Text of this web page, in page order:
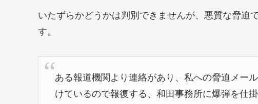
いたずらかどうかは判別できませんが、悪質な脅迫
す。
ある報道機関より連絡があり、私への脅迫メー
けているので報復する、和田事務所に爆弾を仕